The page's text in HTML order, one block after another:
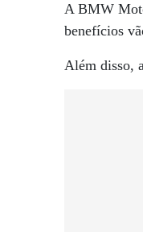
A BMW
benefícios
Além disso,